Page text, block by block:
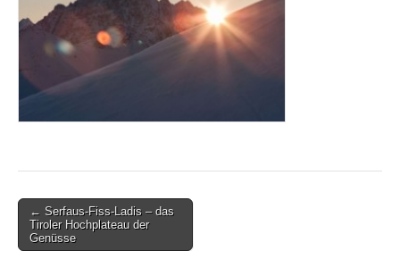
Post
navigation
← Serfaus-Fiss-Ladis – das
Tiroler Hochplateau der
Genüsse